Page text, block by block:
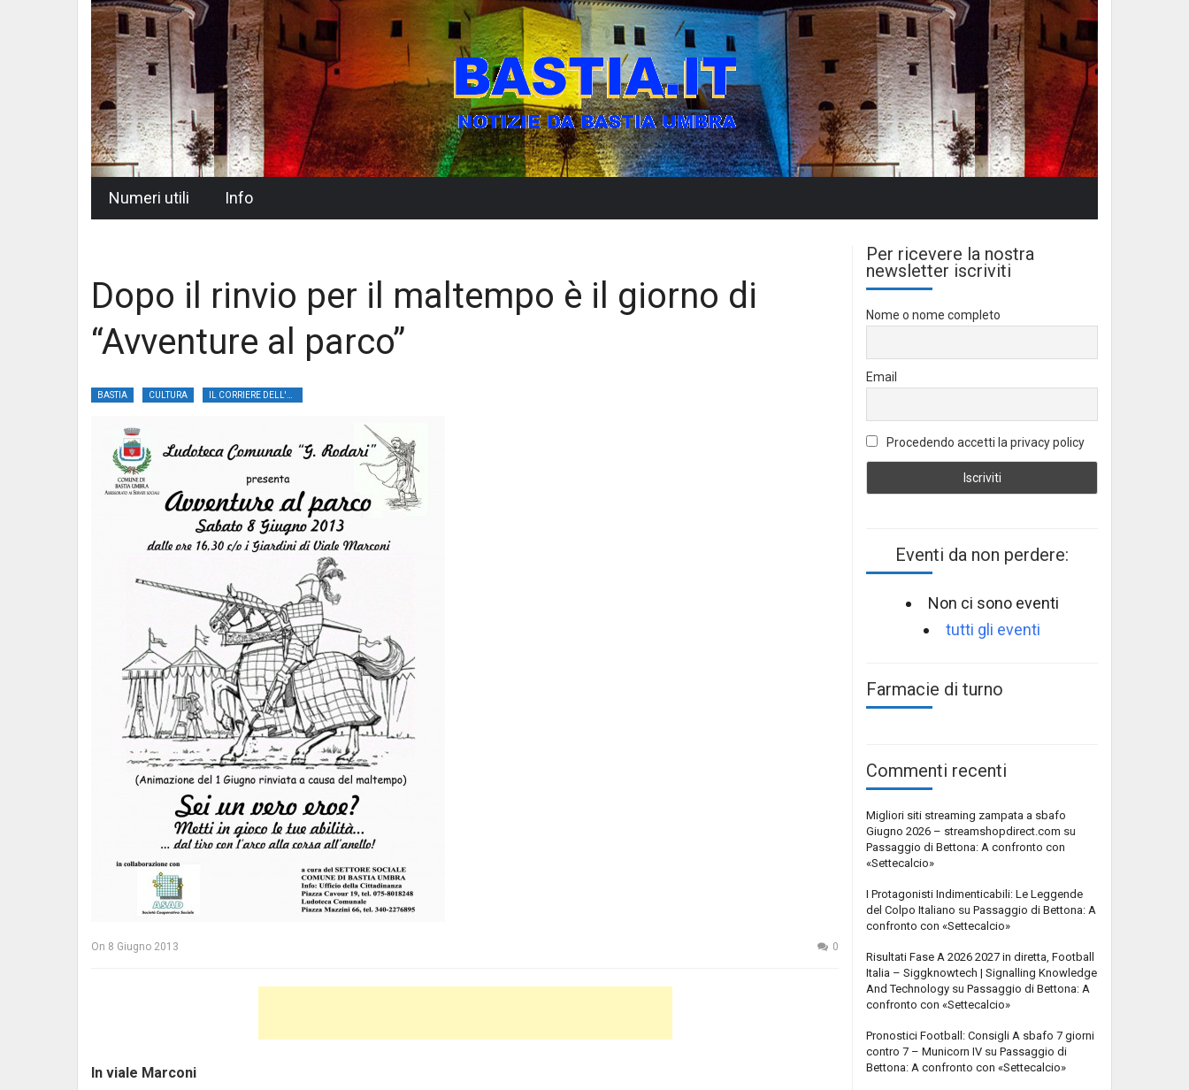
Numeri utili Info
Dopo il rinvio per il maltempo è il giorno di
“Avventure al parco”
BASTIA CULTURA
On 8 Giugno 2013 0
In viale Marconi
Per ricevere la nostra
newsletter iscriviti
Nome o nome completo
Email
Procedendo accetti la privacy policy
Eventi da non perdere:
Non ci sono eventi
tutti gli eventi
Farmacie di turno
Commenti recenti
Migliori siti streaming zampata a sbafo
Giugno 2026 – streamshopdirect.com su
Passaggio di Bettona: A confronto con
«Settecalcio»
I Protagonisti Indimenticabili: Le Leggende
del Colpo Italiano su Passaggio di Bettona: A
confronto con «Settecalcio»
Risultati Fase A 2026 2027 in diretta, Football
Italia – Siggknowtech | Signalling Knowledge
And Technology su Passaggio di Bettona: A
confronto con «Settecalcio»
Pronostici Football: Consigli A sbafo 7 giorni
contro 7 – Municorn IV su Passaggio di
Bettona: A confronto con «Settecalcio»